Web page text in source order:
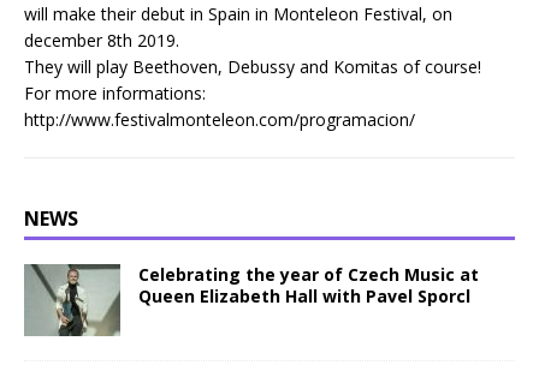
will make their debut in Spain in Monteleon Festival, on
december 8th 2019.
They will play Beethoven, Debussy and Komitas of course!
For more informations:
http://www.festivalmonteleon.com/programacion/
NEWS
Celebrating the year of Czech Music at
Queen Elizabeth Hall with Pavel Sporcl